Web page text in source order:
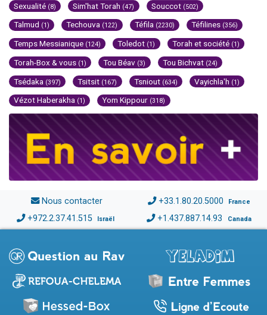
Sexualité (8) Sim'hat Torah (47) Souccot (502)
Talmud (1) Techouva (122) Téfila (2230) Téfilines (356)
Temps Messianique (124) Toledot (1) Torah et société (1)
Torah-Box & vous (1) Tou Béav (3) Tou Bichvat (24)
Tsédaka (397) Tsitsit (167) Tsniout (634) Vayichla'h (1)
Vézot Haberakha (1) Yom Kippour (318)
Nous contacter +33.1.80.20.5000 France
+972.2.37.41.515 Israël +1.437.887.14.93 Canada